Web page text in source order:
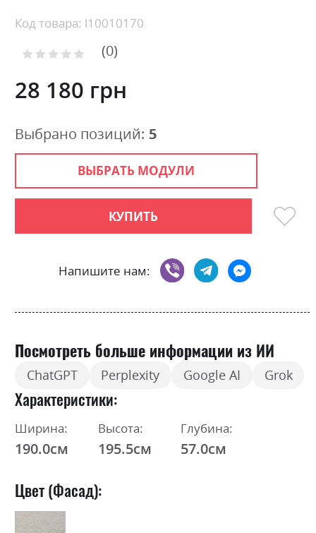
Skip
the
of
the
gallery
Код товара: l10010170
Рейтинг: 0
28 180 грн
ВЫБРАТЬ МОДУЛИ
КУПИТЬ
Напишите нам:
Выбрано позиций: 5
Посмотреть больше информации из ИИ
ChatGPT Perplexity Google AI Grok
Характеристики
Ширина:
190.0см
Высота:
195.5см
Глубина:
57.0см
Цвет (Фасад):